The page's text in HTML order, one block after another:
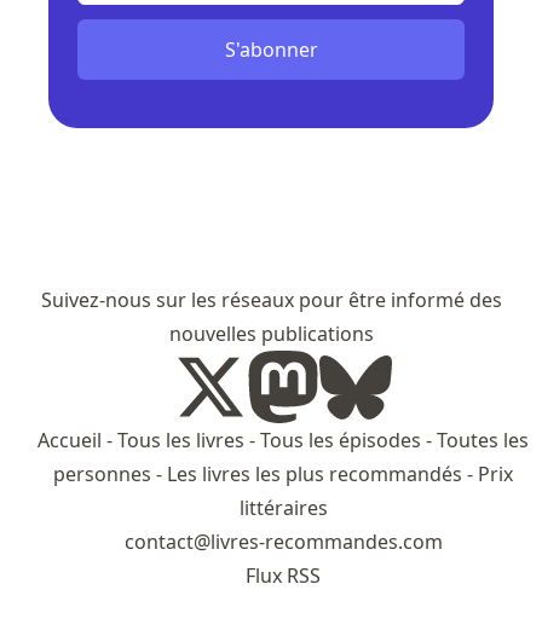
S'abonner
Suivez-nous sur les réseaux pour être informé des
nouvelles publications
Accueil -Tous les livres -Tous les épisodes -Toutes les
personnes - Les livres les plus recommandés - Prix
littéraires
contact@livres-recommandes.com
Flux RSS